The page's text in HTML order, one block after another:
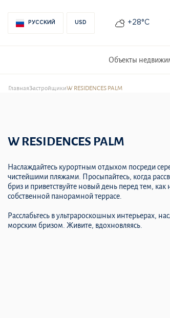
РУССКИЙ USD +28°С
Объекты
ГлавнаяЗастройщикиW RESIDENCES PALM
W RESIDENCES PALM
Наслаждайтесь курортным отдыхом посреди
чистейшими пляжами. Просыпайтесь, когда
бриз и приветствуйте новый день перед тем,
собственной панорамной террасе.
Расслабьтесь в ультрароскошных интерьерах,
морским бризом. Живите, вдохновляясь.